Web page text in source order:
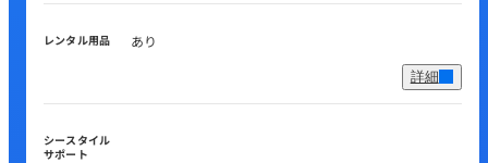
レンタル用品 あり
詳細
シースタイル
サポート